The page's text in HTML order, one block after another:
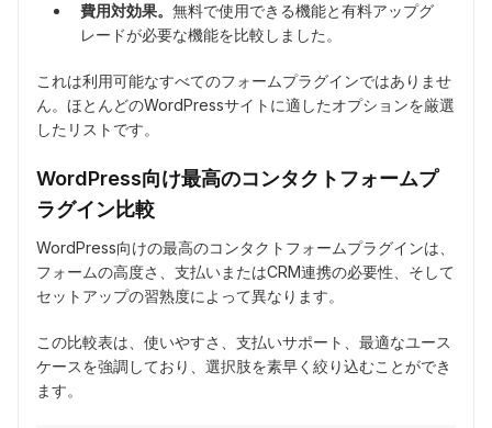
費用対効果。 無料で使用できる機能と有料アップグ
レードが必要な機能を比較しました。
これは利用可能なすべてのフォームプラグインではありませ
ん。ほとんどのWordPressサイトに適したオプションを厳選
したリストです。
WordPress向け最高のコンタクトフォームプ
ラグイン比較
WordPress向けの最高のコンタクトフォームプラグインは、
フォームの高度さ、支払いまたはCRM連携の必要性、そして
セットアップの習熟度によって異なります。
この比較表は、使いやすさ、支払いサポート、最適なユース
ケースを強調しており、選択肢を素早く絞り込むことができ
ます。